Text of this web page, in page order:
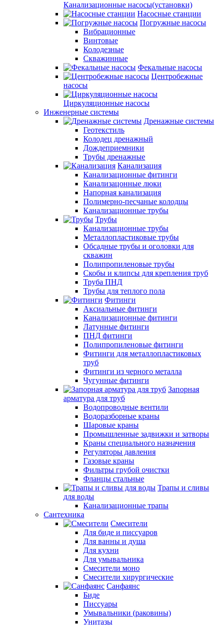
Канализационные насосы(установки)
Насосные станции
Погружные насосы
Вибрационные
Винтовые
Колодезные
Скважинные
Фекальные насосы
Центробежные
насосы
Циркуляционные насосы
Инженерные системы
Дренажные системы
Геотекстиль
Колодец дренажный
Дождеприемники
Трубы дренажные
Канализация
Канализационные фитинги
Канализацонные люки
Напорная канализация
Полимерно-песчаные колодцы
Канализационные трубы
Трубы
Канализационные трубы
Металлопластиковые трубы
Обсадные трубы и оголовки для
скважин
Полипропиленовые трубы
Скобы и клипсы для крепления труб
Труба ПНД
Трубы для теплого пола
Фитинги
Аксиальные фитинги
Канализационные фитинги
Латунные фитинги
ПНД фитинги
Полипропиленовые фитинги
Фитинги для металлопластиковых
труб
Фитинги из черного металла
Чугунные фитинги
Запорная
арматура для труб
Водопроводные вентили
Водоразборные краны
Шаровые краны
Промышленные задвижки и затворы
Краны специального назначения
Регуляторы давления
Газовые краны
Фильтры грубой очистки
Фланцы стальные
Трапы и сливы
для воды
Канализационные трапы
Сантехника
Смесители
Для биде и писсуаров
Для ванны и душа
Для кухни
Для умывальника
Смесители моно
Смесители хирургические
Санфаянс
Биде
Писсуары
Умывальники (раковины)
Унитазы